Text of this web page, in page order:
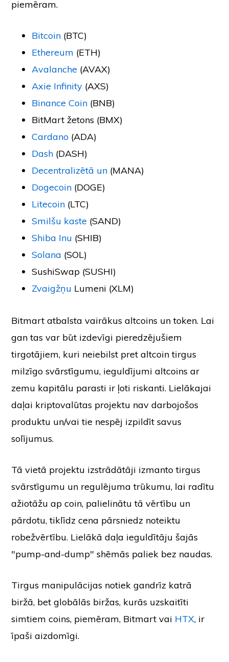
piemēram.
Bitcoin (BTC)
Ethereum (ETH)
Avalanche (AVAX)
Axie Infinity (AXS)
Binance Coin (BNB)
BitMart žetons (BMX)
Cardano (ADA)
Dash (DASH)
Decentralizētā un (MANA)
Dogecoin (DOGE)
Litecoin (LTC)
Smilšu kaste (SAND)
Shiba Inu (SHIB)
Solana (SOL)
SushiSwap (SUSHI)
Zvaigžņu Lumeni (XLM)
Bitmart atbalsta vairākus altcoins un token. Lai
gan tas var būt izdevīgi pieredzējušiem
tirgotājiem, kuri neiebilst pret altcoin tirgus
milzīgo svārstīgumu, ieguldījumi altcoins ar
zemu kapitālu parasti ir ļoti riskanti. Lielākajai
daļai kriptovalūtas projektu nav darbojošos
produktu un/vai tie nespēj izpildīt savus
solījumus.
Tā vietā projektu izstrādātāji izmanto tirgus
svārstīgumu un regulējuma trūkumu, lai radītu
ažiotāžu ap coin, palielinātu tā vērtību un
pārdotu, tiklīdz cena pārsniedz noteiktu
robežvērtību. Lielākā daļa ieguldītāju šajās
"pump-and-dump" shēmās paliek bez naudas.
Tirgus manipulācijas notiek gandrīz katrā
biržā, bet globālās biržas, kurās uzskaitīti
simtiem coins, piemēram, Bitmart vai HTX, ir
īpaši aizdomīgi.